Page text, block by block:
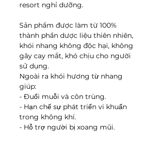
resort nghỉ dưỡng.
Sản phẩm được làm từ 100%
thành phần dược liệu thiên nhiên,
khói nhang không độc hại, không
gây cay mắt, khó chịu cho người
sử dụng.
Ngoài ra khói hương từ nhang
giúp:
- Đuổi muỗi và côn trùng.
- Hạn chế sự phát triển vi khuẩn
trong không khí.
- Hỗ trợ người bị xoang mũi.